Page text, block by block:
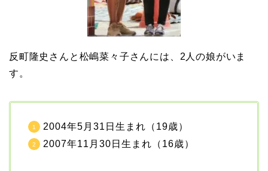
中森明菜の結婚歴！豪華
すぎる歴代彼氏４人と
ティ番組！共演を重ねて
急接近！
反町隆史さんと松嶋菜々子さんには、2人の娘がいま
す。
2004年5月31日生まれ（19歳）
2007年11月30日生まれ（16歳）